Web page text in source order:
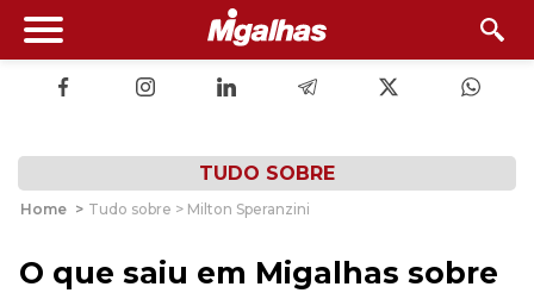
TUDO SOBRE
Home > Tudo sobre > Milton Speranzini
O que saiu em Migalhas sobre